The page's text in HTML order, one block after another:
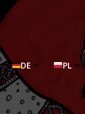
DE PL